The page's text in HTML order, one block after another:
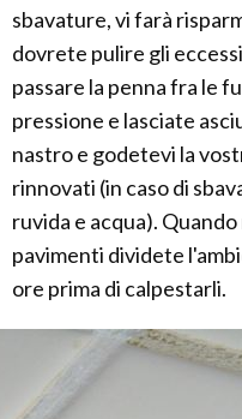
sbavature, vi farà
dovrete pulire gli
passare la penna fra le
pressione e lasciate
nastro e godetevi la
rinnovati (in caso di
ruvida e acqua).
pavimenti dividete
ore prima di calpestarli.